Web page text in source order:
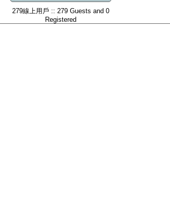
279線上用戶 :: 279 Guests and 0
Registered